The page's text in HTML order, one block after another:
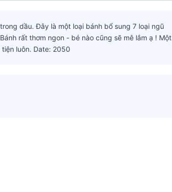
dầu. Đây là một loại bánh bổ sung 7 loại ngũ
rất thơm ngon - bé nào cũng sẽ mê lắm ạ ! Một
luôn. Date: 2050